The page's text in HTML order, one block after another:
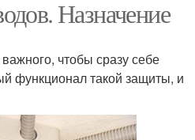
Назначение
чтобы сразу себе
функционал такой защиты, и